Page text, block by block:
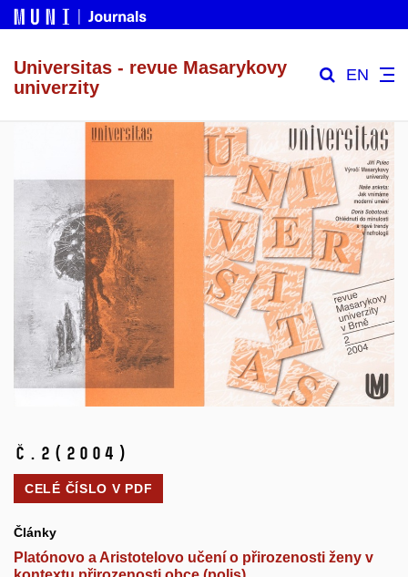
Universitas - revue Masarykovy
univerzity
EN
č.2 (2004)
CELÉ ČÍSLO V PDF
Články
Platónovo a Aristotelovo učení o přirozenosti ženy v